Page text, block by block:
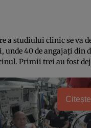
a studiului clinic se va
unde 40 de angajaţi din
Primii trei au fost